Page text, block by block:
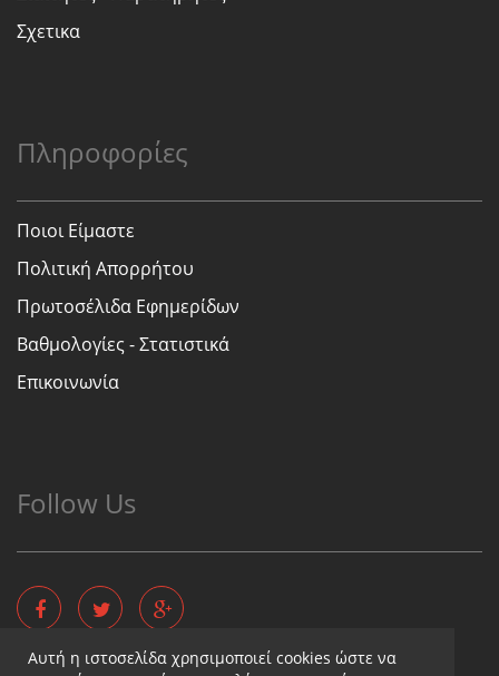
Σχετικα
Πληροφορίες
Ποιοι Είμαστε
Πολιτική Απορρήτου
Πρωτοσέλιδα Εφημερίδων
Βαθμολογίες - Στατιστικά
Επικοινωνία
Follow Us
Αυτή η ιστοσελίδα χρησιμοποιεί cookies ώστε να